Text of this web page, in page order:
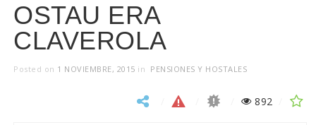
OSTAU ERA
CLAVEROLA
Posted on 1 NOVIEMBRE, 2015 in PENSIONES Y HOSTALES
892